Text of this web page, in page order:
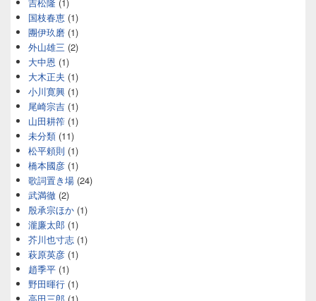
吉松隆 (1)
国枝春恵 (1)
團伊玖磨 (1)
外山雄三 (2)
大中恩 (1)
大木正夫 (1)
小川寛興 (1)
尾崎宗吉 (1)
山田耕筰 (1)
未分類 (11)
松平頼則 (1)
橋本國彦 (1)
歌詞置き場 (24)
武満徹 (2)
殷承宗ほか (1)
瀧廉太郎 (1)
芥川也寸志 (1)
萩原英彦 (1)
趙季平 (1)
野田暉行 (1)